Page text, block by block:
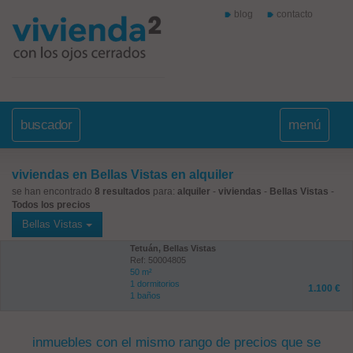
blog contacto
buscador menú
viviendas en Bellas Vistas en alquiler
se han encontrado 8 resultados para: alquiler - viviendas - Bellas Vistas -
Todos los precios
Bellas Vistas
Tetuán, Bellas Vistas
Ref: 50004805
50 m²
1 dormitorios
1 baños
1.100 €
inmuebles con el mismo rango de precios que se